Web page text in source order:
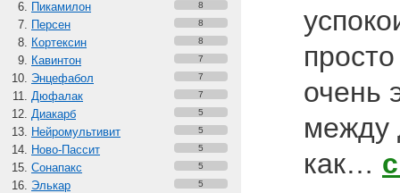
Пикамилон 8
Персен 8
Кортексин 8
Кавинтон 7
Энцефабол 7
Дюфалак 7
Диакарб 5
Нейромультивит 5
Ново-Пассит 5
Сонапакс 5
Элькар 5
очень
между
как…